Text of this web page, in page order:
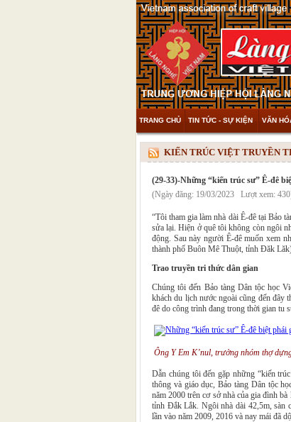
TRANG CHỦ TIN TỨC - SỰ KIỆN VĂN
THAM KHẢO & KHÁM PHÁ VIDEO
KIẾN TRÚC VIỆT TRUYỀN
(29-33)-Những “kiến trúc sư” Ê-đê
(Ngày đăng: 19/03/2023 Lượt xem:
“Tôi tham gia làm nhà dài Ê-đê tại Bảo
sửa lại. Hiện ở quê tôi không còn ngôi
động. Sau này người Ê-đê muốn xem
thành phố Buôn Mê Thuột, tỉnh Đăk
Trao truyền tri thức dân gian
Chúng tôi đến Bảo tàng Dân tộc học
khách du lịch nước ngoài cũng đến đây
đê do công trình đang trong thời gian tu
Ông Y Em K’nul, trưởng nhóm thợ
Dẫn chúng tôi đến gặp những “kiến
thông và giáo dục, Bảo tàng Dân tộc
năm 2000 trên cơ sở nhà của gia đình
tỉnh Đắk Lắk. Ngôi nhà dài 42,5m, sàn
lần vào năm 2009, 2016 và nay mái đã